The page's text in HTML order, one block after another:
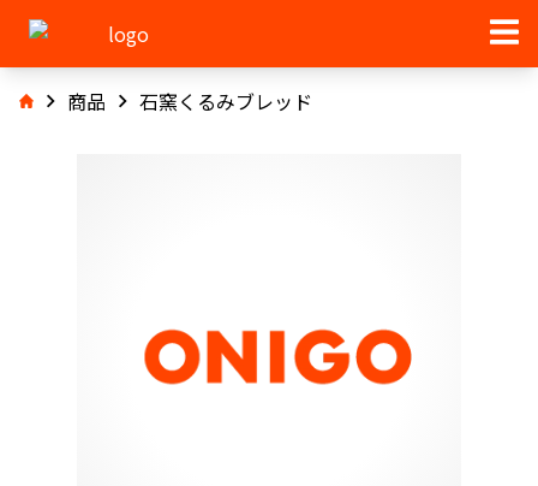
商品 石窯くるみブレッド